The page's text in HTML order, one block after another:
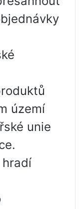
území
unie